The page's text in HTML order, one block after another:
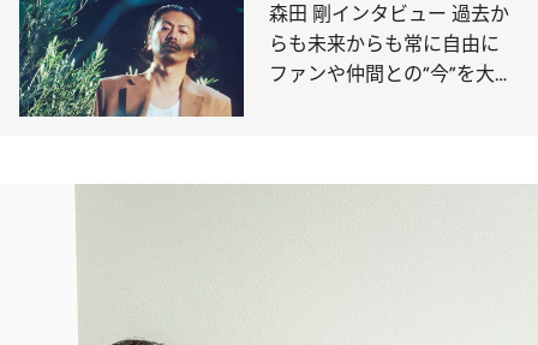
森田 剛インタビュー 過去か
らも未来からも常に自由に
ファンや仲間との“今”を大切